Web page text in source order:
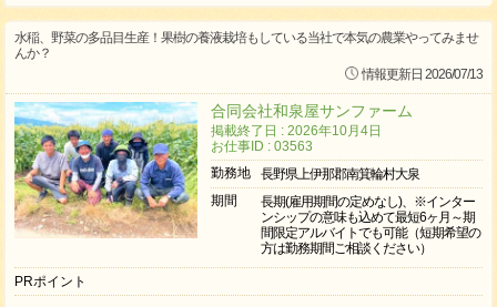
水稲、野菜の多品目生産！果樹の養液栽培もしている当社で本気の農業やってみませ
んか？
情報更新日 2026/07/13
合同会社和泉屋サンファーム
掲載終了日 : 2026年10月4日
お仕事ID : 03563
勤務地
長野県上伊那郡南箕輪村大泉
期間
長期(雇用期間の定めなし)、※インター
ンシップの意味も込めて最短6ヶ月～期
間限定アルバイトでも可能（短期希望の
方は勤務期間ご相談ください）
PRポイント